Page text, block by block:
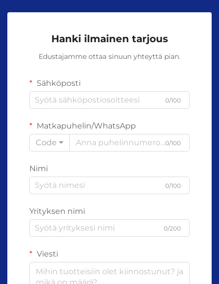
Hanki ilmainen tarjous
Edustajamme ottaa sinuun yhteyttä pian.
Sähköposti
0/100
Matkapuhelin/WhatsApp
Code
0/100
Nimi
0/100
Yrityksen nimi
0/200
Viesti